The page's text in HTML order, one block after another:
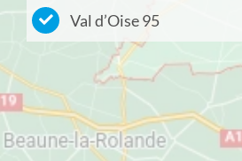
Val d’Oise 95